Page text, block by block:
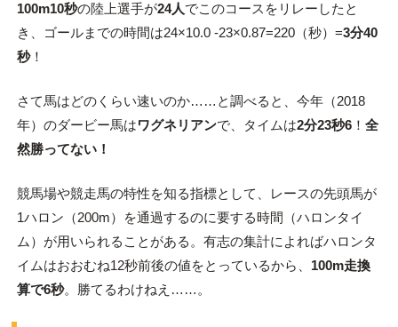
100m10秒の陸上選手が24人でこのコースをリレーしたと
き、ゴールまでの時間は24×10.0 -23×0.87=220（秒）=3分40
秒！
さて馬はどのくらい速いのか……と調べると、今年（2018
年）のダービー馬はワグネリアンで、タイムは2分23秒6！ 全
然勝ってない！
競馬場や競走馬の特性を知る指標として、レースの先頭馬が
1ハロン（200m）を通過するのに要する時間（ハロンタイ
ム）が用いられることがある。有志の集計によればハロンタ
イムはおおむね12秒前後の値をとっているから、 100m走換
算で6秒。勝てるわけねえ……。